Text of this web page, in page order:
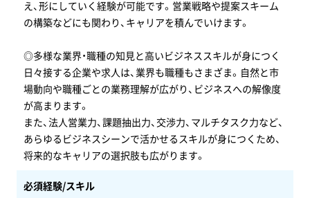
え、形にしていく経験が可能です。営業戦略や提案スキーム
の構築などにも関わり、キャリアを積んでいけます。
◎多様な業界・職種の知見と高いビジネススキルが身につく
日々接する企業や求人は、業界も職種もさまざま。自然と市
場動向や職種ごとの業務理解が広がり、ビジネスへの解像度
が高まります。
また、法人営業力、課題抽出力、交渉力、マルチタスク力など、
あらゆるビジネスシーンで活かせるスキルが身につくため、
将来的なキャリアの選択肢も広がります。
必須経験/スキル